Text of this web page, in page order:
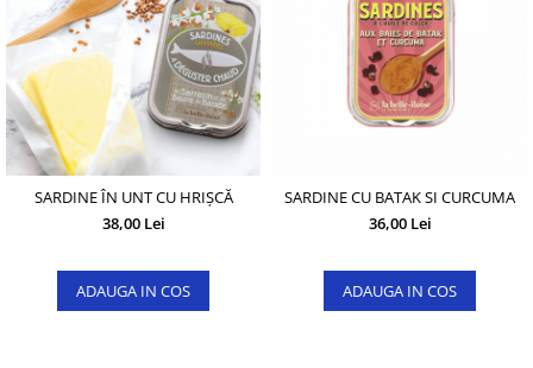
HERING
PĂSTRĂV
SOMON
SPROT
SARDINE ÎN UNT CU HRIȘCĂ
38,00 Lei
ADAUGA IN COS
SARDINE CU BATAK SI CURCUMA
36,00 Lei
ADAUGA IN COS